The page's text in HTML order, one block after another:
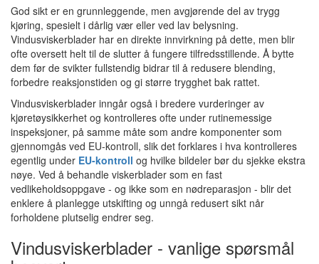
God sikt er en grunnleggende, men avgjørende del av trygg
kjøring, spesielt i dårlig vær eller ved lav belysning.
Vindusviskerblader har en direkte innvirkning på dette, men blir
ofte oversett helt til de slutter å fungere tilfredsstillende. Å bytte
dem før de svikter fullstendig bidrar til å redusere blending,
forbedre reaksjonstiden og gi større trygghet bak rattet.
Vindusviskerblader inngår også i bredere vurderinger av
kjøretøysikkerhet og kontrolleres ofte under rutinemessige
inspeksjoner, på samme måte som andre komponenter som
gjennomgås ved EU-kontroll, slik det forklares i hva kontrolleres
egentlig under EU-kontroll og hvilke bildeler bør du sjekke ekstra
nøye. Ved å behandle viskerblader som en fast
vedlikeholdsoppgave - og ikke som en nødreparasjon - blir det
enklere å planlegge utskifting og unngå redusert sikt når
forholdene plutselig endrer seg.
Vindusviskerblader - vanlige spørsmål